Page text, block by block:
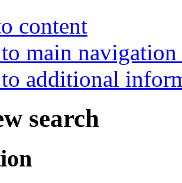
content
main
additional
search